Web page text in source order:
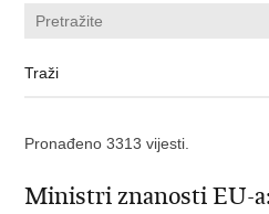
Pronađeno 3313 vijesti.
Ministri znanosti EU-